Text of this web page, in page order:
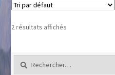
2 résultats affichés
Rechercher :